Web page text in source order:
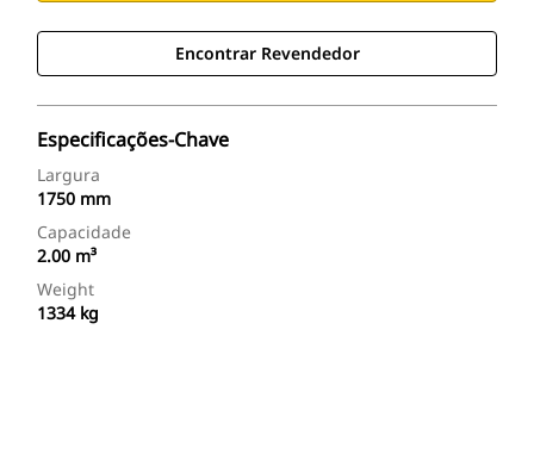
Encontrar Revendedor
Especificações-Chave
Largura
1750 mm
Capacidade
2.00 m³
Weight
1334 kg